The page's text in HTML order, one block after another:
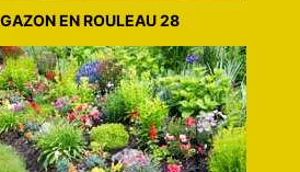
EN ROULEAU 28